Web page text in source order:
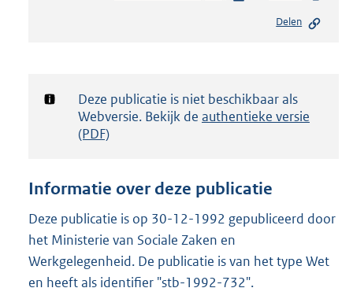
g
t
e
:
1
M
b
Delen
Notificatie:
Deze publicatie is niet beschikbaar als
Webversie. Bekijk de authentieke versie
(PDF)
Informatie over deze publicatie
Deze publicatie is op 30-12-1992 gepubliceerd door
het Ministerie van Sociale Zaken en
Werkgelegenheid. De publicatie is van het type Wet
en heeft als identifier "stb-1992-732".